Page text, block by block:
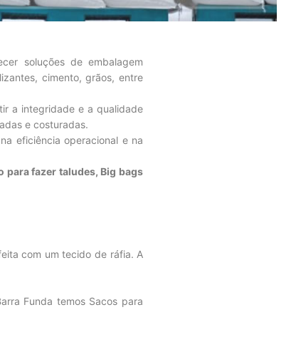
soluções de embalagem
cimento, grãos, entre
a integridade e a qualidade
e costuradas.
eficiência operacional e na
para fazer taludes, Big bags
com um tecido de ráfia. A
Funda temos Sacos para